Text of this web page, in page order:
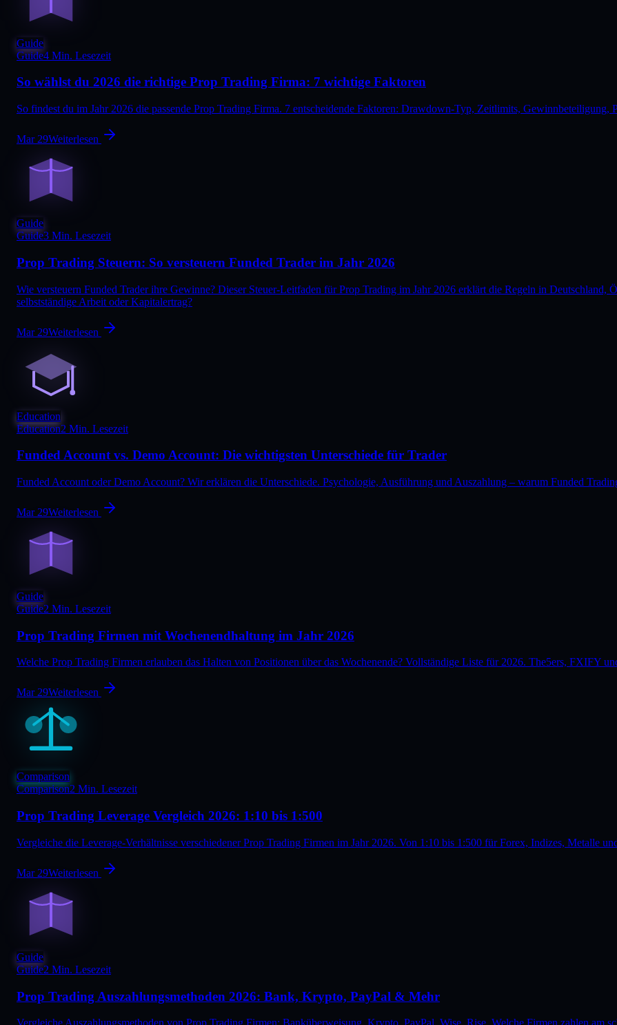
Guide
Guide4 Min. Lesezeit
So wählst du 2026 die richtige Prop Trading Firma: 7 wichtige Faktoren
So findest du im Jahr 2026 die passende Prop Trading Firma. 7 entscheidende Faktoren: Drawdown-Typ, Zeitlimits, Gewinnbeteiligung,
Mar 29Weiterlesen
Guide
Guide3 Min. Lesezeit
Prop Trading Steuern: So versteuern Funded Trader im Jahr 2026
Wie versteuern Funded Trader ihre Gewinne? Dieser Steuer-Leitfaden für Prop Trading im Jahr 2026 erklärt die Regeln in Deutschland,
selbstständige Arbeit oder Kapitalertrag?
Mar 29Weiterlesen
Education
Education2 Min. Lesezeit
Funded Account vs. Demo Account: Die wichtigsten Unterschiede für Trader
Funded Account oder Demo Account? Wir erklären die Unterschiede. Psychologie, Ausführung und Auszahlung – warum Funded
Mar 29Weiterlesen
Guide
Guide2 Min. Lesezeit
Prop Trading Firmen mit Wochenendhaltung im Jahr 2026
Welche Prop Trading Firmen erlauben das Halten von Positionen über das Wochenende? Vollständige Liste für 2026. The5ers, FXIFY
Mar 29Weiterlesen
Comparison
Comparison2 Min. Lesezeit
Prop Trading Leverage Vergleich 2026: 1:10 bis 1:500
Vergleiche die Leverage-Verhältnisse verschiedener Prop Trading Firmen im Jahr 2026. Von 1:10 bis 1:500 für Forex, Indizes, Metalle
Mar 29Weiterlesen
Guide
Guide2 Min. Lesezeit
Prop Trading Auszahlungsmethoden 2026: Bank, Krypto, PayPal & Mehr